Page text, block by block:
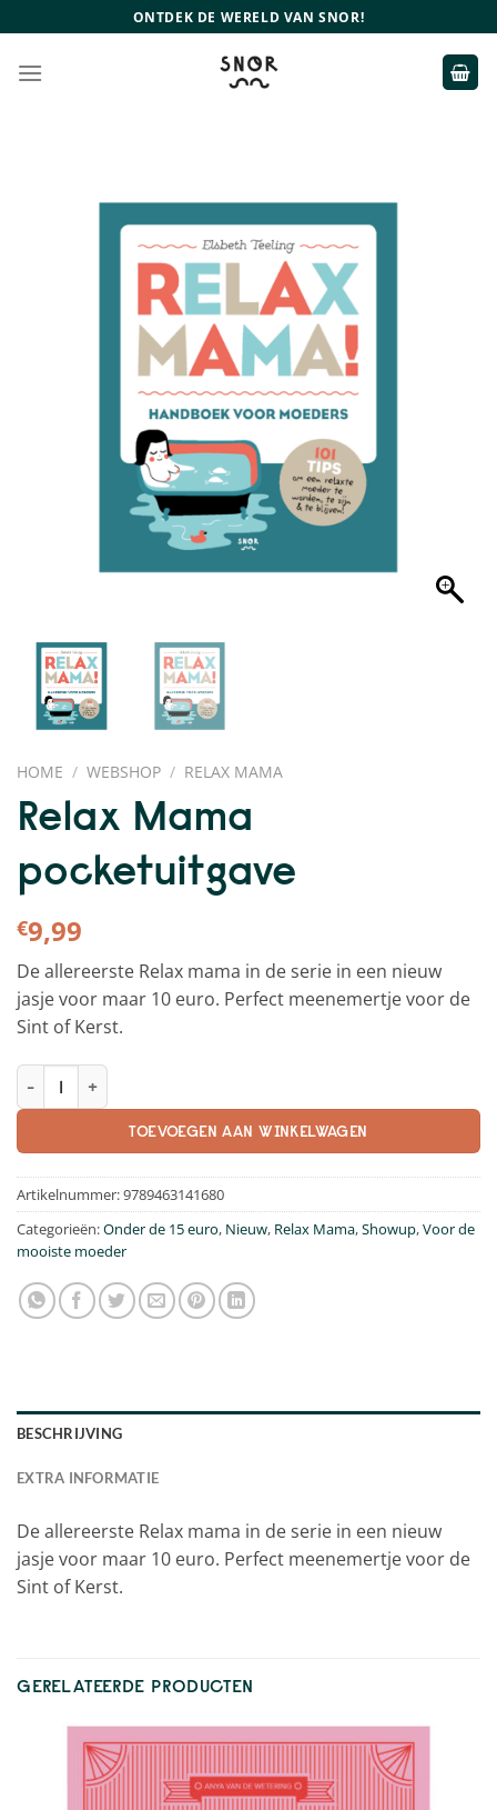
naar
inhoud
ONTDEK DE WERELD VAN SNOR!
HOME / WEBSHOP / RELAX MAMA
Relax Mama
pocketuitgave
€9,99
De allereerste Relax mama in de serie in een nieuw
jasje voor maar 10 euro. Perfect meenemertje voor de
Sint of Kerst.
Relax Mama pocketuitgave aantal
TOEVOEGEN AAN WINKELWAGEN
Artikelnummer:9789463141680
Categorieën:Onder de 15 euro, Nieuw, Relax Mama,Showup,Voor de
mooiste moeder
BESCHRIJVING
EXTRA INFORMATIE
De allereerste Relax mama in de serie in een nieuw
jasje voor maar 10 euro. Perfect meenemertje voor de
Sint of Kerst.
GERELATEERDE PRODUCTEN